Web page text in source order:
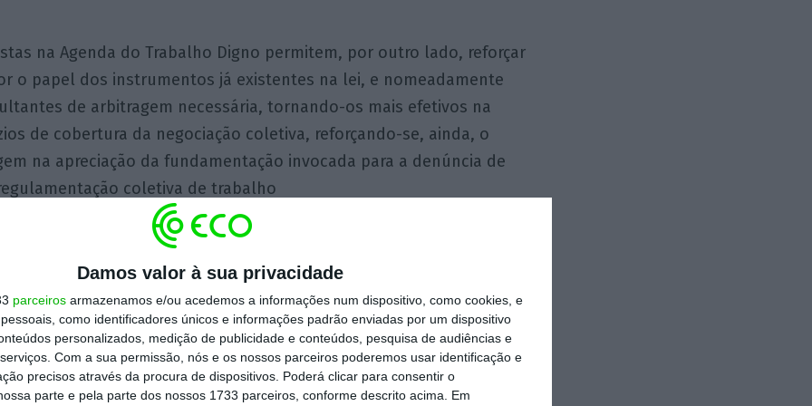
Damos valor à sua privacidade
parceiros armazenamos e/ou acedemos a informações num dispositivo, como cookies, e
como identificadores únicos e informações padrão enviadas por um dispositivo
personalizados, medição de publicidade e conteúdos, pesquisa de audiências e
Com a sua permissão, nós e os nossos parceiros poderemos usar identificação e
precisos através da procura de dispositivos. Poderá clicar para consentir o
parte e pela parte dos nossos 1733 parceiros, conforme descrito acima. Em
na Agenda do Trabalho Digno permitem, por outro lado, reforçar
o papel dos instrumentos já existentes na lei, e nomeadamente
de arbitragem necessária, tornando-os mais efetivos na
de cobertura da negociação coletiva, reforçando-se, ainda, o
na apreciação da fundamentação invocada para a denúncia de
coletiva de trabalho
alterações pretendem caminhar para uma negociação coletiva que,
e bem-sucedida, garante a adaptabilidade da legislação laboral às
setor ou da empresa e o aumento da produtividade empresarial.
reconhecida a importância da negociação coletiva, a Agenda do
dinamizar a sua utilização, criando novas regras nesse